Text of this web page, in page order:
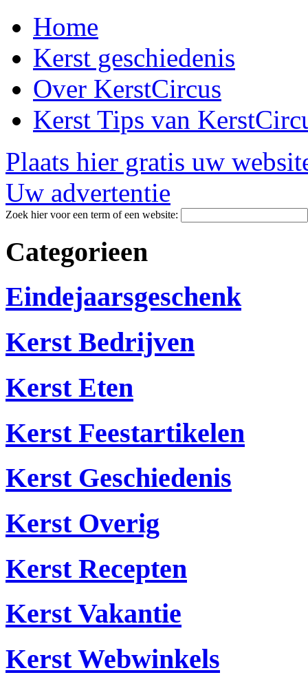
Home
Kerst geschiedenis
Over KerstCircus
Kerst Tips van
Plaats hier gratis uw
Uw advertentie
Zoek hier voor een term of een website:
Categorieen
Eindejaarsgeschenk
Kerst Bedrijven
Kerst Eten
Kerst Feestartikelen
Kerst Geschiedenis
Kerst Overig
Kerst Recepten
Kerst Vakantie
Kerst Webwinkels